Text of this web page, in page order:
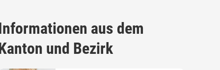
aus dem
und Bezirk